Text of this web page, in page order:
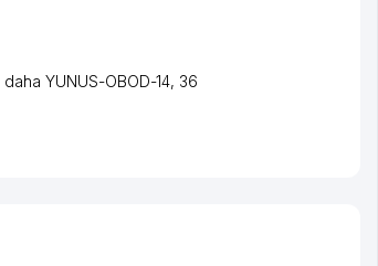
daha YUNUS-OBOD-14, 36